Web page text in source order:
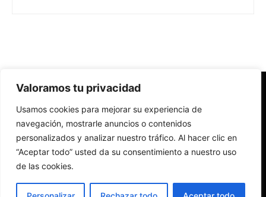
Valoramos tu privacidad
Usamos cookies para mejorar su experiencia de
navegación, mostrarle anuncios o contenidos
personalizados y analizar nuestro tráfico. Al hacer clic en
“Aceptar todo” usted da su consentimiento a nuestro uso
de las cookies.
Redes Cristianas
Una mirada alternativa sobre la Iglesia católica y la sociedad
- Colectivos de Redes Cristianas